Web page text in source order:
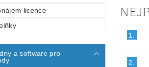
licence
a software pro
1.
2.